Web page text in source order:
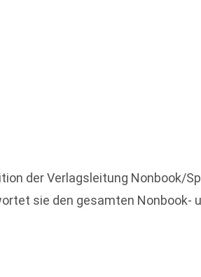
der Verlagsleitung Nonbook/
sie den gesamten Nonbook-